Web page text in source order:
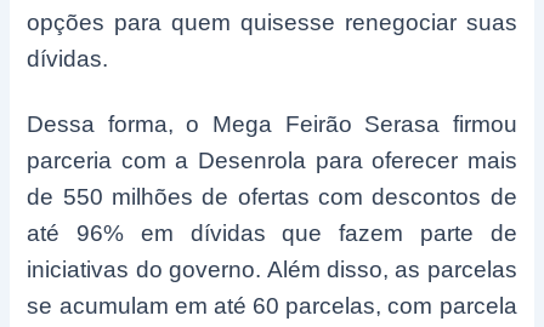
opções para quem quisesse renegociar suas
dívidas.
Dessa forma, o Mega Feirão Serasa firmou
parceria com a Desenrola para oferecer mais
de 550 milhões de ofertas com descontos de
até 96% em dívidas que fazem parte de
iniciativas do governo. Além disso, as parcelas
se acumulam em até 60 parcelas, com parcela